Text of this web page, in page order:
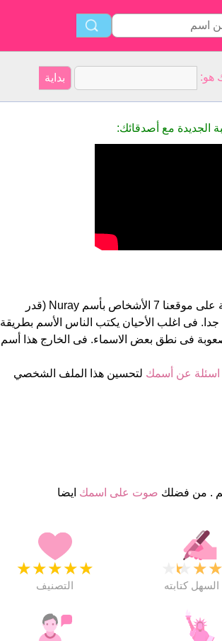
الجديدة مع أصدقائك:
Nuray هو اسم فتاة. أصل الأسم هو التركية على موقعنا 7 الأشخاص بأسم Nuray (قدر
انهم راضون جدا. فى اغلب الأحيان يكتب الناس الأسم بطريقة
فى نطق بعض الاسماء. فى الخارج هذا أسم
لتحسين هذا الملف الشخصي
صوت على اسمك ايضا
★
★
★
★
★
التصنيف
★
★
★
كتابته